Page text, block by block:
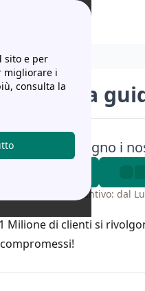
sito e per
migliorare i
consulta la
la
senza impegno i
senza costo aggiuntivo: dal
Milione di clienti si